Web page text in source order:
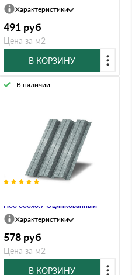
Характеристики
491 руб
Цена за м2
В КОРЗИНУ
Н60 600х0.7 Оцинкованный
В наличии
Характеристики
578 руб
Цена за м2
В КОРЗИНУ